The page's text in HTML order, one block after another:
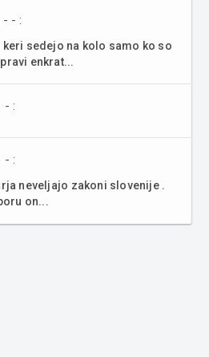
- - :
sedejo na kolo samo ko so
enkrat...
- :
- :
neveljajo zakoni slovenije .
on...